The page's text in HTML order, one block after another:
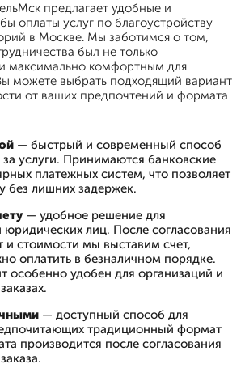
предлагает удобные и
оплаты услуг по благоустройству
в Москве. Мы заботимся о том,
был не только
максимально комфортным для
можете выбрать подходящий вариант
от ваших предпочтений и формата
— быстрый и современный способ
за услуги. Принимаются банковские
платежных систем, что позволяет
без лишних задержек.
— удобное решение для
юридических лиц. После согласования
и стоимости мы выставим счет,
оплатить в безналичном порядке.
особенно удобен для организаций и
— доступный способ для
традиционный формат
производится после согласования